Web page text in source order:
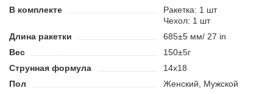
переутомлять руку и позволит вам наносить очень быстрые и
точные удары. Ракетка имеет баланс, смещённый к голове.
Это делает удары более мощными и позволяет использовать
данный инвентарь игрокам, которые предпочитают атакующий
стиль игры.
Преимущества:
В комплекте
Ракетка: 1 шт
Чехол: 1 шт
Длина ракетки
685±5 мм/ 27 in
Вес
150±5г
Струнная формула
14x18
Пол
Женский, Мужской